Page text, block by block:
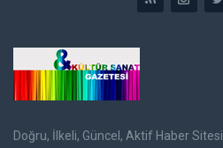
Doğru, İlkeli, Güncel, Aktif Haber Sitesi